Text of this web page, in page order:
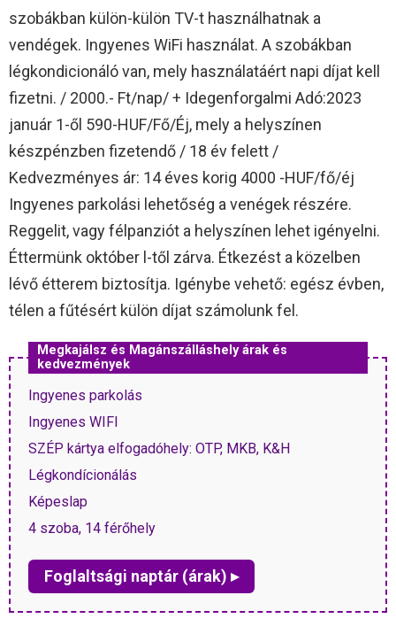
szobákban külön-külön TV-t használhatnak a
vendégek. Ingyenes WiFi használat. A szobákban
légkondicionáló van, mely használatáért napi díjat kell
fizetni. / 2000.- Ft/nap/ + Idegenforgalmi Adó:2023
január 1-ől 590-HUF/Fő/Éj, mely a helyszínen
készpénzben fizetendő / 18 év felett /
Kedvezményes ár: 14 éves korig 4000 -HUF/fő/éj
Ingyenes parkolási lehetőség a venégek részére.
Reggelit, vagy félpanziót a helyszínen lehet igényelni.
Éttermünk október l-től zárva. Étkezést a közelben
lévő étterem biztosítja. Igénybe vehető: egész évben,
télen a fűtésért külön díjat számolunk fel.
Megkajálsz és Magánszálláshely árak és
kedvezmények
Ingyenes parkolás
Ingyenes WIFI
SZÉP kártya elfogadóhely: OTP, MKB, K&H
Légkondícionálás
Képeslap
4 szoba, 14 férőhely
Foglaltsági naptár (árak) ▸